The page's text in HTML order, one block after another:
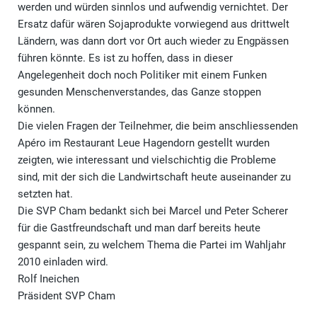
werden und würden sinnlos und aufwendig vernichtet. Der
Ersatz dafür wären Sojaprodukte vorwiegend aus drittwelt
Ländern, was dann dort vor Ort auch wieder zu Engpässen
führen könnte. Es ist zu hoffen, dass in dieser
Angelegenheit doch noch Politiker mit einem Funken
gesunden Menschenverstandes, das Ganze stoppen
können.
Die vielen Fragen der Teilnehmer, die beim anschliessenden
Apéro im Restaurant Leue Hagendorn gestellt wurden
zeigten, wie interessant und vielschichtig die Probleme
sind, mit der sich die Landwirtschaft heute auseinander zu
setzten hat.
Die SVP Cham bedankt sich bei Marcel und Peter Scherer
für die Gastfreundschaft und man darf bereits heute
gespannt sein, zu welchem Thema die Partei im Wahljahr
2010 einladen wird.
Rolf Ineichen
Präsident SVP Cham